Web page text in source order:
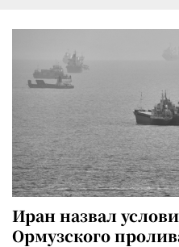
Иран назвал
Ормузского